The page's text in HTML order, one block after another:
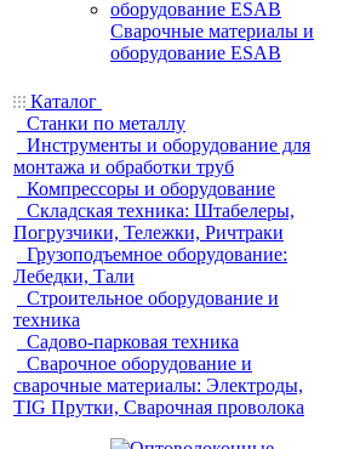
Сварочные материалы и
оборудование ESAB
Каталог
Станки по металлу
Инструменты и оборудование для
монтажа и обработки труб
Компрессоры и оборудование
Складская техника: Штабелеры,
Погрузчики, Тележки, Ричтраки
Грузоподъемное оборудование:
Лебедки, Тали
Строительное оборудование и
техника
Садово-парковая техника
Сварочное оборудование и
сварочные материалы: Электроды,
TIG Прутки, Сварочная проволока